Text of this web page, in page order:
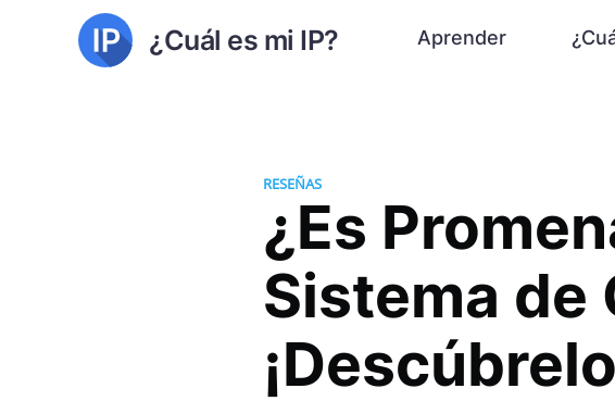
¿Cuál es mi IP? Aprender
RESEÑAS
¿Es
Sistema de